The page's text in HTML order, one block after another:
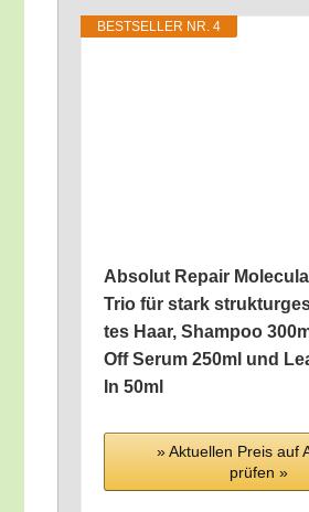
BEST­SEL­LER NR. 4
Abso­lut Repair
Trio für stark
tes Haar, Sham­poo
Off Serum 250ml und
In 50ml
» Aktu­el­len Preis auf
prü­fen »